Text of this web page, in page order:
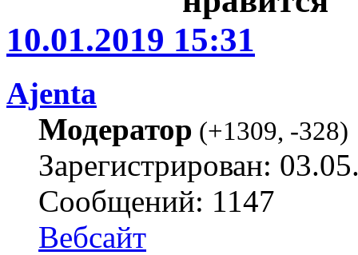
10.01.2019 15:31
Ajenta
Модератор (+1309, -328)
Зарегистрирован:
Сообщений: 1147
Вебсайт